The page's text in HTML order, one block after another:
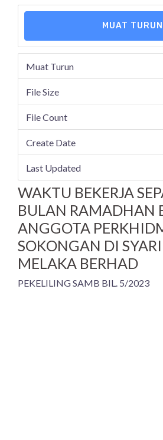
MUAT TURUN
Muat Turun
File Size
File Count
Create Date
Last Updated
WAKTU BEKERJA
BULAN RAMADHAN
ANGGOTA
SOKONGAN DI
MELAKA BERHAD
PEKELILING SAMB BIL. 5/2023